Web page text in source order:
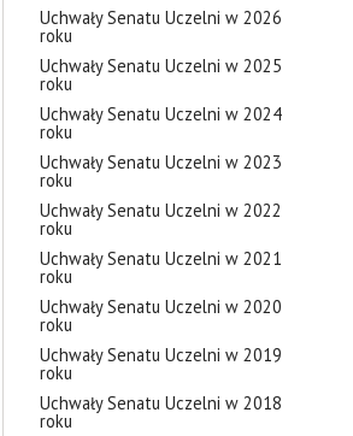
Uchwały Senatu Uczelni w 2026
roku
Uchwały Senatu Uczelni w 2025
roku
Uchwały Senatu Uczelni w 2024
roku
Uchwały Senatu Uczelni w 2023
roku
Uchwały Senatu Uczelni w 2022
roku
Uchwały Senatu Uczelni w 2021
roku
Uchwały Senatu Uczelni w 2020
roku
Uchwały Senatu Uczelni w 2019
roku
Uchwały Senatu Uczelni w 2018
roku